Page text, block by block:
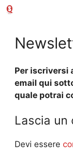
Vai
Per iscriversi
email qui
quale potrai
Lascia un
Devi essere